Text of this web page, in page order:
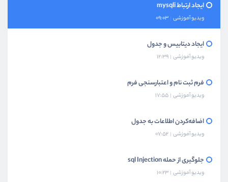
ایجاد ارتباط mysqli
ویدیو آموزشی 09:03
ایجاد دیتابیس و جدول
ویدیو آموزشی 12:39
فرم ثبت نام و اعتبارسنجی فرم
ویدیو آموزشی 17:55
اضافه‌کردن اطلاعات به جدول
ویدیو آموزشی 07:52
جلوگیری از حمله sql Injection
ویدیو آموزشی 10:23